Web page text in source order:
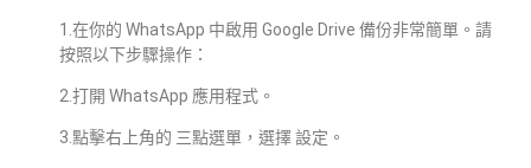
1.在你的 WhatsApp 中啟用 Google Drive 備份非常簡單。請
按照以下步驟操作：
2.打開 WhatsApp 應用程式。
3.點擊右上角的 三點選單，選擇 設定。